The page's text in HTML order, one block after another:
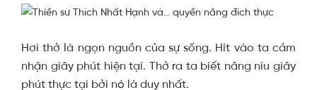
Hơi thở là ngọn nguồn của sự sống. Hít vào ta cảm
nhận giây phút hiện tại. Thở ra ta biết nâng niu giây
phút thực tại bởi nó là duy nhất.